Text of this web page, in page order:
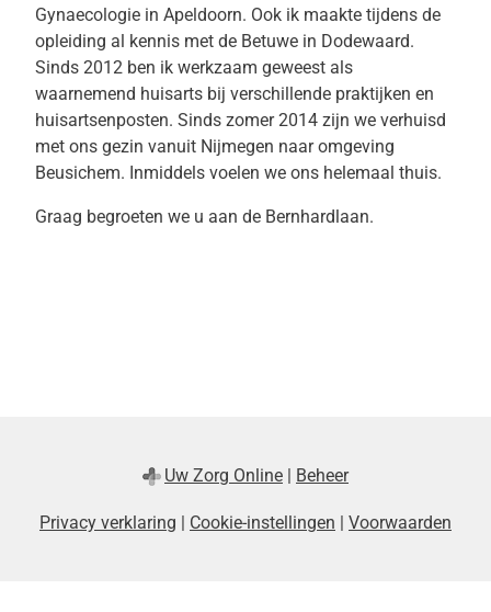
Gynaecologie in Apeldoorn. Ook ik maakte tijdens de
opleiding al kennis met de Betuwe in Dodewaard.
Sinds 2012 ben ik werkzaam geweest als
waarnemend huisarts bij verschillende praktijken en
huisartsenposten. Sinds zomer 2014 zijn we verhuisd
met ons gezin vanuit Nijmegen naar omgeving
Beusichem. Inmiddels voelen we ons helemaal thuis.
Graag begroeten we u aan de Bernhardlaan.
Uw Zorg Online | Beheer
Privacy verklaring | Cookie-instellingen | Voorwaarden